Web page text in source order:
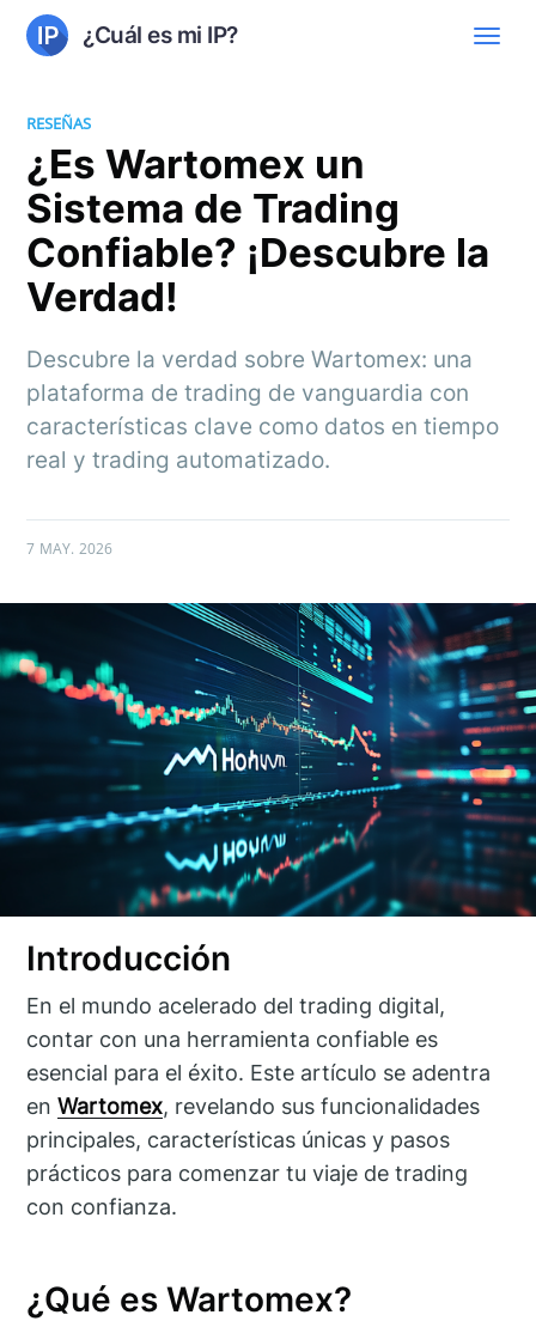
¿Cuál es mi IP?
RESEÑAS
¿Es Wartomex un
Sistema de Trading
Confiable? ¡Descubre la
Verdad!
Descubre la verdad sobre Wartomex: una
plataforma de trading de vanguardia con
características clave como datos en tiempo
real y trading automatizado.
7 MAY. 2026
Introducción
En el mundo acelerado del trading digital,
contar con una herramienta confiable es
esencial para el éxito. Este artículo se adentra
enWartomex, revelando sus funcionalidades
principales, características únicas y pasos
prácticos para comenzar tu viaje de trading
con confianza.
¿Qué es Wartomex?